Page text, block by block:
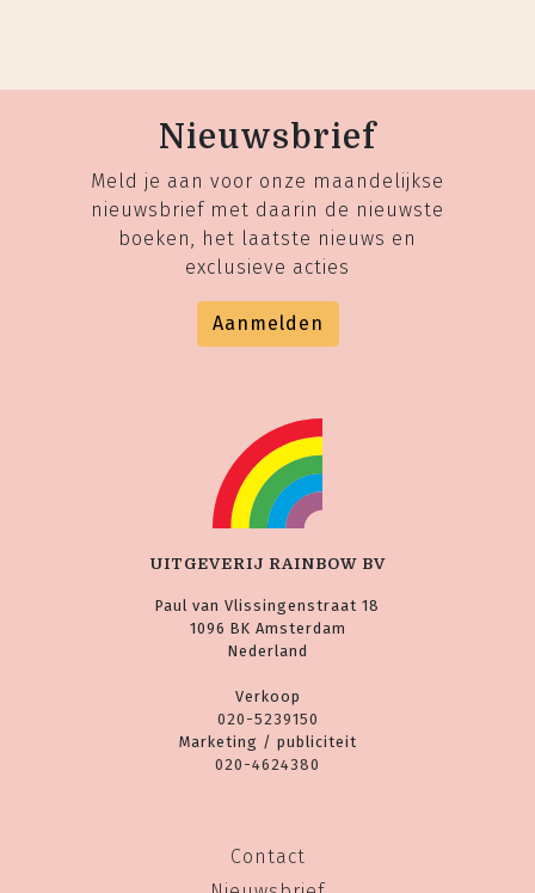
Nieuwsbrief
Meld je aan voor onze maandelijkse
nieuwsbrief met daarin de nieuwste
boeken, het laatste nieuws en
exclusieve acties
Aanmelden
UITGEVERIJ RAINBOW BV
Paul van Vlissingenstraat 18
1096 BK Amsterdam
Nederland
Verkoop
020-5239150
Marketing / publiciteit
020-4624380
Contact